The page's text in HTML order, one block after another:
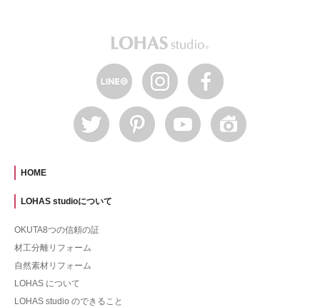
HOME
LOHAS studioについて
OKUTA8つの信頼の証
材工分離リフォーム
自然素材リフォーム
LOHAS について
LOHAS studio のできること